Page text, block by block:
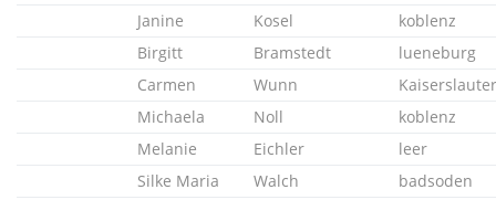
Janine Kosel
koblenz
Birgitt
Bramstedt
lueneburg
Carmen
Wunn
Michaela
Noll
koblenz
Melanie
Eichler
leer
Silke Maria
Walch
badsoden